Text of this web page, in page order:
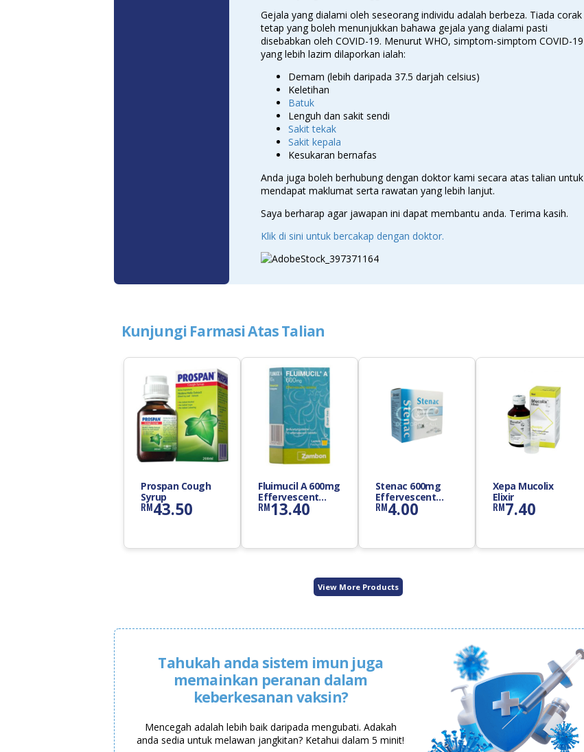
Gejala yang dialami oleh seseorang individu adalah berbeza. Tiada corak
tetap yang boleh menunjukkan bahawa gejala yang dialami pasti
disebabkan oleh COVID-19. Menurut WHO, simptom-simptom COVID-19
yang lebih lazim dilaporkan ialah:
Demam (lebih daripada 37.5 darjah celsius)
Keletihan
Batuk
Lenguh dan sakit sendi
Sakit tekak
Sakit kepala
Kesukaran bernafas
Anda juga boleh berhubung dengan doktor kami secara atas talian untuk
mendapat maklumat serta rawatan yang lebih lanjut.
Saya berharap agar jawapan ini dapat membantu anda. Terima kasih.
Klik di sini untuk bercakap dengan doktor.
Kunjungi Farmasi Atas Talian
Prospan Cough
Syrup
RM43.50
Fluimucil A 600mg
Effervescent
Tablet
RM13.40
Stenac 600mg
Effervescent
Tablet
RM4.00
Xepa Mucolix
Elixir
RM7.40
View More Products
Tahukah anda sistem imun juga
memainkan peranan dalam
keberkesanan vaksin?
Mencegah adalah lebih baik daripada mengubati. Adakah
anda sedia untuk melawan jangkitan? Ketahui dalam 5 minit!